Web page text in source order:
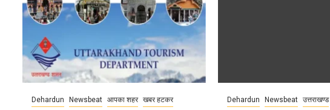
Dehardun Newsbeat आपका शहर खबर हटकर
Dehardun Newsbeat उत्तराखण्ड